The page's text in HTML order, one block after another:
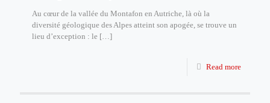
Au cœur de la vallée du Montafon en Autriche, là où la
diversité géologique des Alpes atteint son apogée, se trouve un
lieu d’exception : le […]
Read more